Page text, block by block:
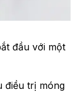
đầu với một
điều trị móng